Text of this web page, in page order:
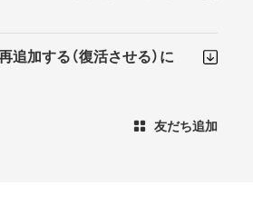
追加する（復活させる）に
友だち追加